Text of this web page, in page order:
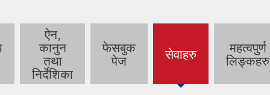
ऐन,
कानुन
तथा
निर्देशिका
फेसबुक
पेज
सेवाहरु
(active
महत्वपुर्ण
लिङ्कहरु